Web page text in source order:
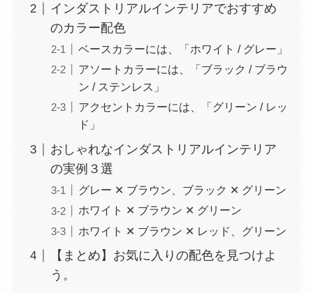
インダストリアルインテリアでおすすめ
のカラー配色
ベースカラーには、「ホワイト / グレー」
アソートカラーには、「ブラック / ブラウ
ン / ステンレス」
アクセントカラーには、「グリーン / レッ
ド」
おしゃれなインダストリアルインテリア
の実例３選
グレー ✕ ブラウン、ブラック ✕ グリーン
ホワイト ✕ ブラウン ✕ グリーン
ホワイト ✕ ブラウン ✕ レッド、グリーン
【まとめ】お気に入りの配色を見つけよ
う。